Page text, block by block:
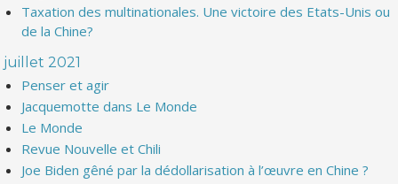
Taxation des multinationales. Une victoire des Etats-Unis ou
de la Chine?
juillet 2021
Penser et agir
Jacquemotte dans Le Monde
Le Monde
Revue Nouvelle et Chili
Joe Biden gêné par la dédollarisation à l’œuvre en Chine ?